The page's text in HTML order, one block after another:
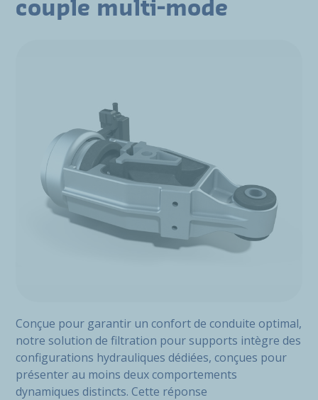
couple multi-mode
Conçue pour garantir un confort de conduite optimal,
notre solution de filtration pour supports intègre des
configurations hydrauliques dédiées, conçues pour
présenter au moins deux comportements
dynamiques distincts. Cette réponse